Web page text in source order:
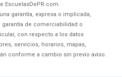
EscuelasDePR.com.
garantía, expresa o implicada,
de comerciabilidad o
con respecto a los datos
servicios, horarios, mapas,
conforme a cambio sin previo aviso.